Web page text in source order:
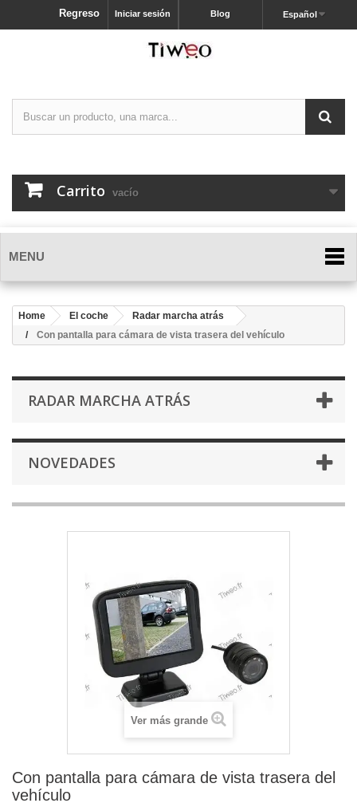
Español
Blog
Iniciar sesión
Regreso
Carrito vacío
MENU
Home El coche
Radar marcha atrás
Con pantalla para cámara de vista trasera del vehículo
RADAR MARCHA ATRÁS
NOVEDADES
Ver más grande
Con pantalla para cámara de vista trasera del
vehículo